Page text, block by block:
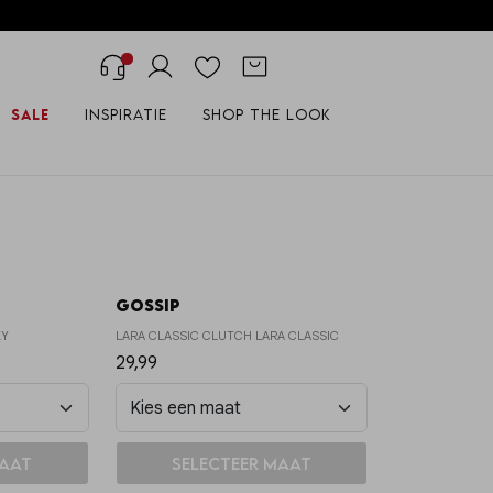
Sale Inspiratie Shop the look
Gossip
LARA CLASSIC CLUTCH LARA CLASSIC
29,99
In winkelmand
Selecteer maat